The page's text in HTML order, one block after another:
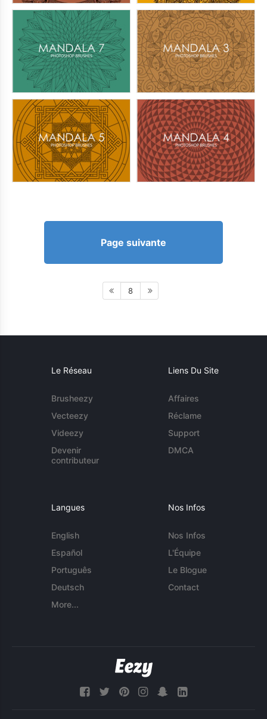
Page suivante
8
Le Réseau
Brusheezy
Vecteezy
Videezy
Devenir
contributeur
Liens Du Site
Affaires
Réclame
Support
DMCA
Langues
English
Español
Português
Deutsch
More...
Nos Infos
Nos Infos
L'Équipe
Le Blogue
Contact